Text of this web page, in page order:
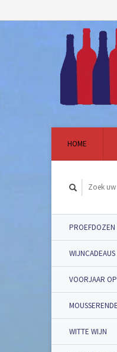
HOME
PROEFDOZEN
VOORJAAR
WITTE WIJN